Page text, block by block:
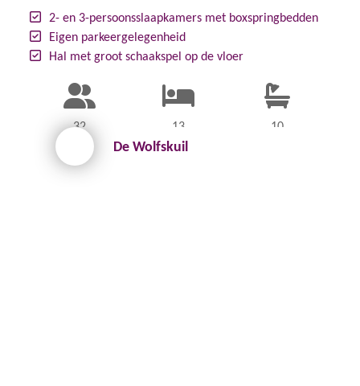
2- en 3-persoonsslaapkamers met boxspringbedden
Eigen parkeergelegenheid
Hal met groot schaakspel op de vloer
32 13 10
De Wolfskuil